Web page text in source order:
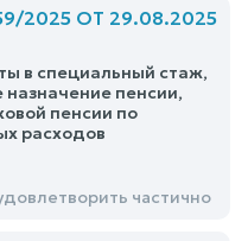
2025 ОТ 29.08.2025
в специальный стаж,
пенсии,
пенсии по
расходов
частично